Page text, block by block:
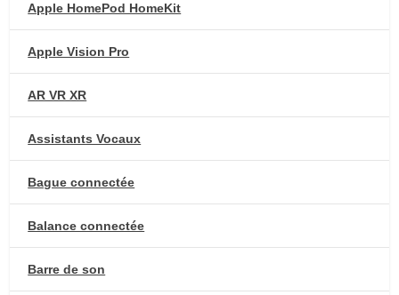
Apple HomePod HomeKit
Apple Vision Pro
AR VR XR
Assistants Vocaux
Bague connectée
Balance connectée
Barre de son